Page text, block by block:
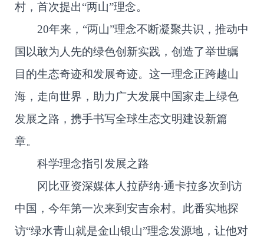
村，首次提出“两山”理念。
20年来，“两山”理念不断凝聚共识，推动中
国以敢为人先的绿色创新实践，创造了举世瞩
目的生态奇迹和发展奇迹。这一理念正跨越山
海，走向世界，助力广大发展中国家走上绿色
发展之路，携手书写全球生态文明建设新篇
章。
科学理念指引发展之路
冈比亚资深媒体人拉萨纳·通卡拉多次到访
中国，今年第一次来到安吉余村。此番实地探
访“绿水青山就是金山银山”理念发源地，让他对